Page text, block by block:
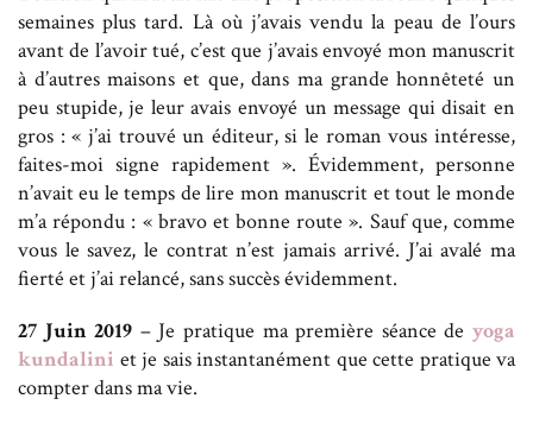
semaines plus tard. Là où j’avais vendu la peau de l’ours
avant de l’avoir tué, c’est que j’avais envoyé mon manuscrit
à d’autres maisons et que, dans ma grande honnêteté un
peu stupide, je leur avais envoyé un message qui disait en
gros : « j’ai trouvé un éditeur, si le roman vous intéresse,
faites-moi signe rapidement ». Évidemment, personne
n’avait eu le temps de lire mon manuscrit et tout le monde
m’a répondu : « bravo et bonne route ». Sauf que, comme
vous le savez, le contrat n’est jamais arrivé. J’ai avalé ma
fierté et j’ai relancé, sans succès évidemment.
27 Juin 2019 – Je pratique ma première séance deyoga
kundalini et je sais instantanément que cette pratique va
compter dans ma vie.